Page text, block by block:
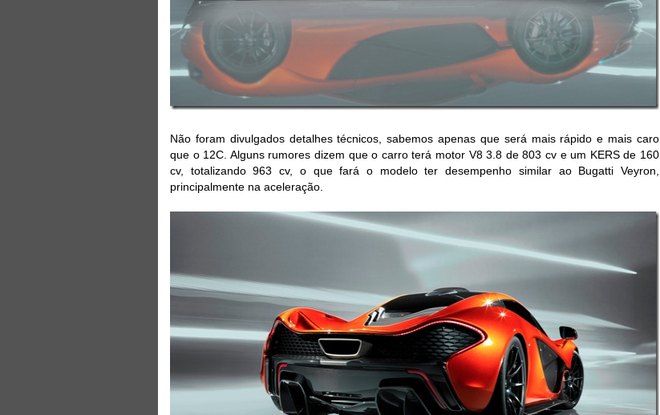
Não foram divulgados detalhes técnicos, sabemos apenas que será mais rápido e mais caro
que o 12C. Alguns rumores dizem que o carro terá motor V8 3.8 de 803 cv e um KERS de 160
cv, totalizando 963 cv, o que fará o modelo ter desempenho similar ao Bugatti Veyron,
principalmente na aceleração.